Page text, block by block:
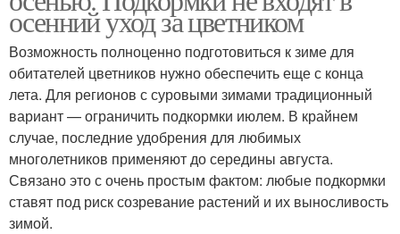
Цвета в апреле Комнатные цвета
Уход за многолетними
цветами
Садовые дерева
осенний уход за цветником
Возможность полноценно подготовиться к зиме для
обитателей цветников нужно обеспечить еще с конца
лета. Для регионов с суровыми зимами традиционный
вариант — ограничить подкормки июлем. В крайнем
случае, последние удобрения для любимых
многолетников применяют до середины августа.
Связано это с очень простым фактом: любые подкормки
ставят под риск созревание растений и их выносливость
зимой.